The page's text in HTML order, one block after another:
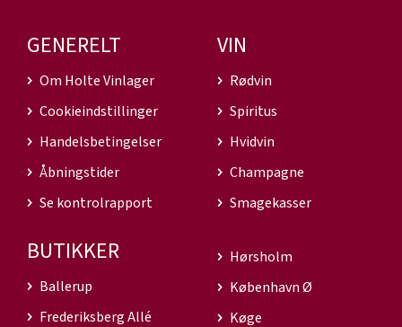
GENERELT
Om Holte Vinlager
Cookieindstillinger
Handelsbetingelser
Åbningstider
Se kontrolrapport
VIN
Rødvin
Spiritus
Hvidvin
Champagne
Smagekasser
BUTIKKER
Ballerup
Frederiksberg Allé
Hørsholm
København Ø
Køge